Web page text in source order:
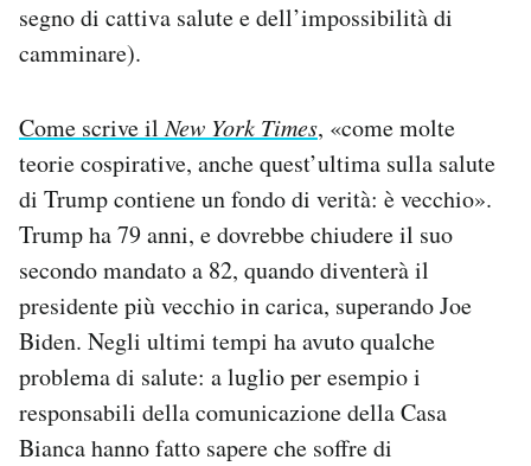
segno di cattiva salute e dell’impossibilità di
camminare).
Come scrive ilNew York Times, «come molte
teorie cospirative, anche quest’ultima sulla salute
di Trump contiene un fondo di verità: è vecchio».
Trump ha 79 anni, e dovrebbe chiudere il suo
secondo mandato a 82, quando diventerà il
presidente più vecchio in carica, superando Joe
Biden. Negli ultimi tempi ha avuto qualche
problema di salute: a luglio per esempio i
responsabili della comunicazione della Casa
Bianca hanno fatto sapere che soffre di